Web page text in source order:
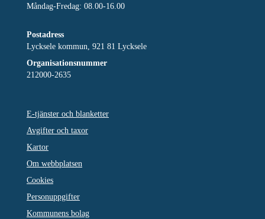
Måndag-Fredag: 08.00-16.00
Postadress
Lycksele kommun, 921 81 Lycksele
Organisationsnummer
212000-2635
E-tjänster och blanketter
Avgifter och taxor
Kartor
Om webbplatsen
Cookies
Personuppgifter
Kommunens bolag